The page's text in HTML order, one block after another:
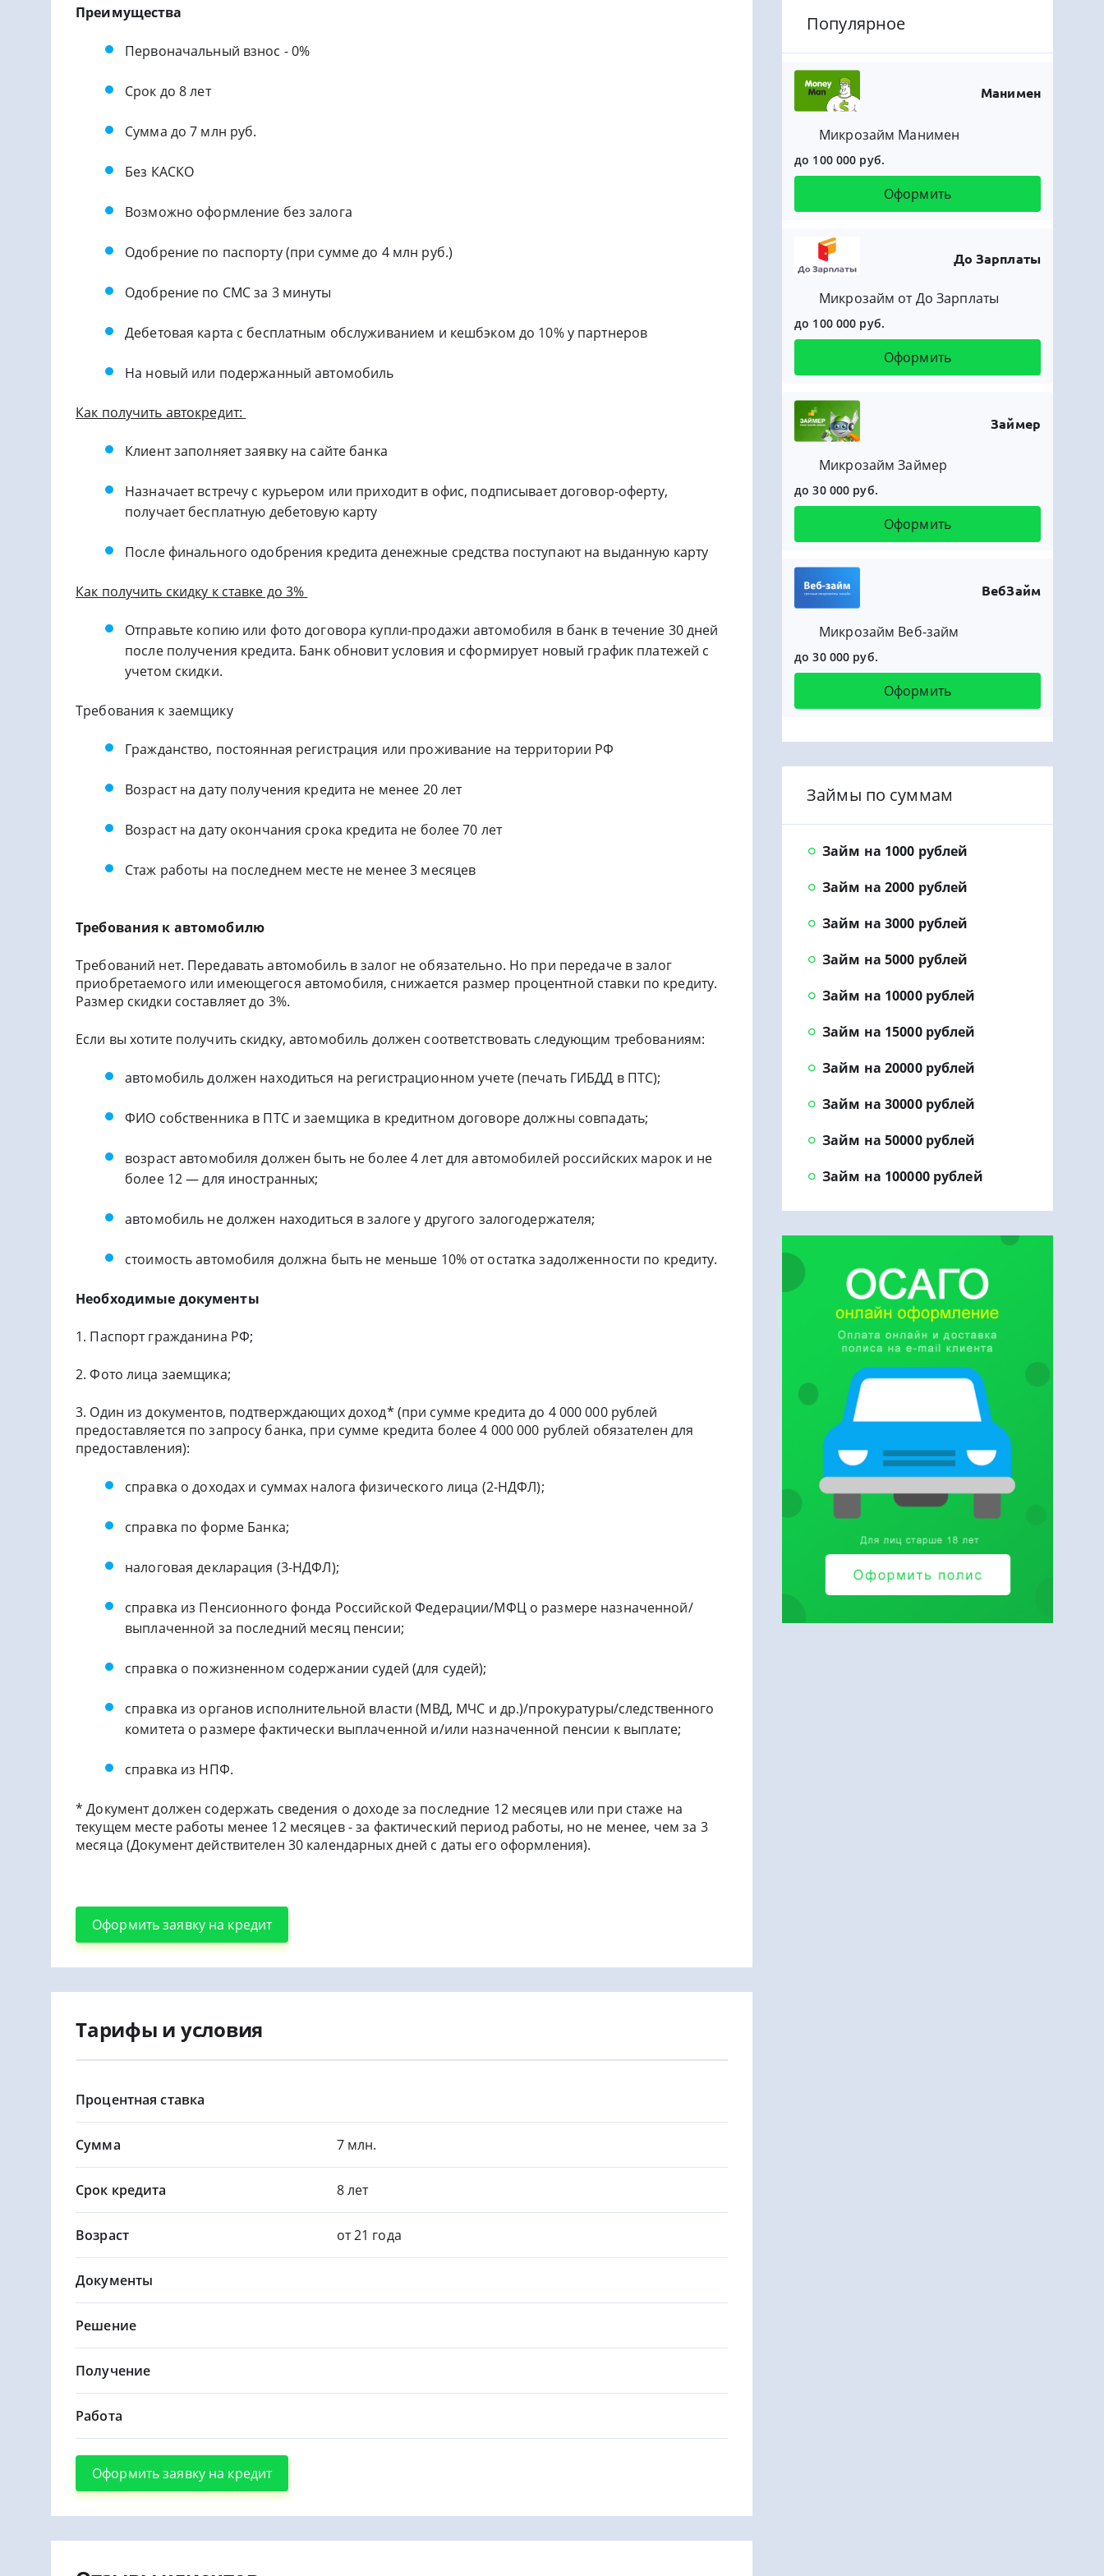
Преимущества
Первоначальный взнос - 0%
Срок до 8 лет
Сумма до 7 млн руб.
Без КАСКО
Возможно оформление без залога
Одобрение по паспорту (при сумме до 4 млн руб.)
Одобрение по СМС за 3 минуты
Дебетовая карта с бесплатным обслуживанием и кешбэком до 10% у партнеров
На новый или подержанный автомобиль
Как получить автокредит:
Клиент заполняет заявку на сайте банка
Назначает встречу с курьером или приходит в офис, подписывает договор-оферту,
получает бесплатную дебетовую карту
После финального одобрения кредита денежные средства поступают на выданную карту
Как получить скидку к ставке до 3%
Отправьте копию или фото договора купли-продажи автомобиля в банк в течение 30 дней
после получения кредита. Банк обновит условия и сформирует новый график платежей с
учетом скидки.
Требования к заемщику
Гражданство, постоянная регистрация или проживание на территории РФ
Возраст на дату получения кредита не менее 20 лет
Возраст на дату окончания срока кредита не более 70 лет
Стаж работы на последнем месте не менее 3 месяцев
Требования к автомобилю
Требований нет. Передавать автомобиль в залог не обязательно. Но при передаче в залог
приобретаемого или имеющегося автомобиля, снижается размер процентной ставки по кредиту.
Размер скидки составляет до 3%.
Если вы хотите получить скидку, автомобиль должен соответствовать следующим требованиям:
автомобиль должен находиться на регистрационном учете (печать ГИБДД в ПТС);
ФИО собственника в ПТС и заемщика в кредитном договоре должны совпадать;
возраст автомобиля должен быть не более 4 лет для автомобилей российских марок и не
более 12 — для иностранных;
автомобиль не должен находиться в залоге у другого залогодержателя;
стоимость автомобиля должна быть не меньше 10% от остатка задолженности по кредиту.
Необходимые документы
1. Паспорт гражданина РФ;
2. Фото лица заемщика;
3. Один из документов, подтверждающих доход* (при сумме кредита до 4 000 000 рублей
предоставляется по запросу банка, при сумме кредита более 4 000 000 рублей обязателен для
предоставления):
справка о доходах и суммах налога физического лица (2-НДФЛ);
справка по форме Банка;
налоговая декларация (3-НДФЛ);
справка из Пенсионного фонда Российской Федерации/МФЦ о размере назначенной/
выплаченной за последний месяц пенсии;
справка о пожизненном содержании судей (для судей);
справка из органов исполнительной власти (МВД, МЧС и др.)/прокуратуры/следственного
комитета о размере фактически выплаченной и/или назначенной пенсии к выплате;
справка из НПФ.
* Документ должен содержать сведения о доходе за последние 12 месяцев или при стаже на
текущем месте работы менее 12 месяцев - за фактический период работы, но не менее, чем за 3
месяца (Документ действителен 30 календарных дней с даты его оформления).
Оформить заявку на кредит
Тарифы и условия
Процентная ставка
Сумма 7 млн.
Срок кредита 8 лет
Возраст от 21 года
Документы
Решение
Получение
Работа
Оформить заявку на кредит
Популярное
Манимен
Микрозайм Манимен
до 100 000 руб.
Оформить
До Зарплаты
Микрозайм от До Зарплаты
до 100 000 руб.
Оформить
Займер
Микрозайм Займер
до 30 000 руб.
Оформить
ВебЗайм
Микрозайм Веб-займ
до 30 000 руб.
Оформить
Займы по суммам
Займ на 1000 рублей
Займ на 2000 рублей
Займ на 3000 рублей
Займ на 5000 рублей
Займ на 10000 рублей
Займ на 15000 рублей
Займ на 20000 рублей
Займ на 30000 рублей
Займ на 50000 рублей
Займ на 100000 рублей